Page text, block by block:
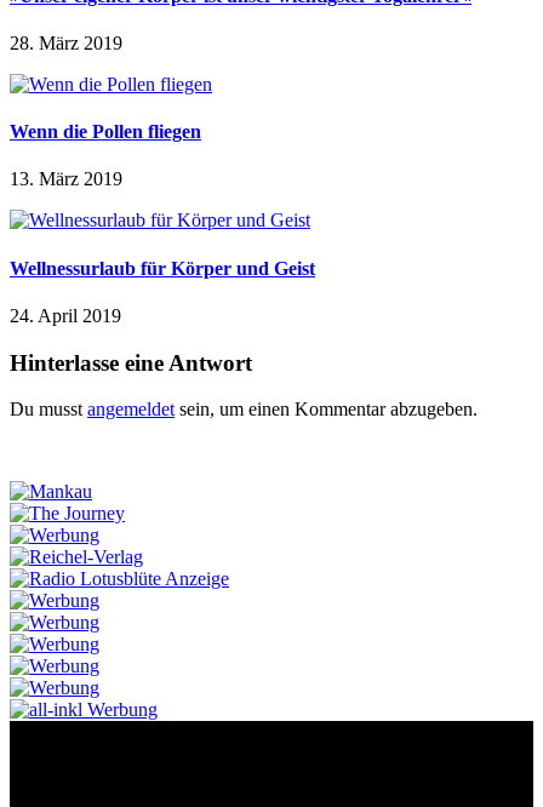
28. März 2019
Wenn die Pollen fliegen
13. März 2019
Wellnessurlaub für Körper und Geist
24. April 2019
Hinterlasse eine Antwort
Du musstangemeldetsein, um einen Kommentar abzugeben.